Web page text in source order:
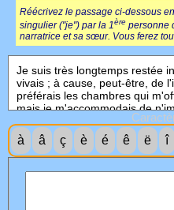
Réécrivez le passage ci-dessous
singulier ("je") par la 1ère personne
narratrice et sa sœur. Vous ferez
à
â ç è é ê ë î